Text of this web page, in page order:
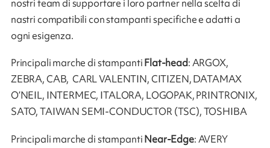
nostri team di supportare i loro partner nella scelta di
nastri compatibili con stampanti specifiche e adatti a
ogni esigenza.
Principali marche di stampantiFlat-head: ARGOX,
ZEBRA, CAB, CARL VALENTIN, CITIZEN, DATAMAX
O’NEIL, INTERMEC, ITALORA, LOGOPAK, PRINTRONIX,
SATO, TAIWAN SEMI-CONDUCTOR (TSC), TOSHIBA
Principali marche di stampantiNear-Edge: AVERY